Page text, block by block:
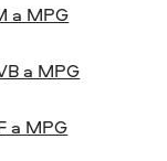
a MPG
a MPG
a MPG